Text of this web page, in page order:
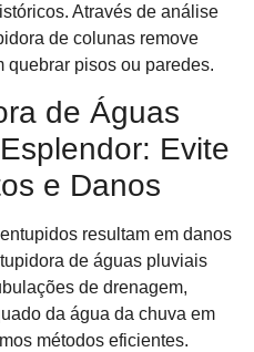
Através de análise
de colunas remove
quebrar pisos ou paredes.
de Águas
Evite
e Danos
resultam em danos
de águas pluviais
de drenagem,
da água da chuva em
métodos eficientes.